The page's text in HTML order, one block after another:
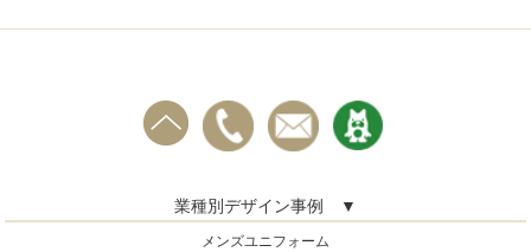
業種別デザイン事例 ▼
メンズユニフォーム